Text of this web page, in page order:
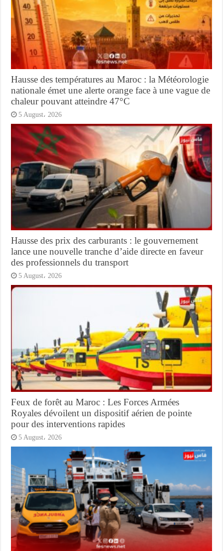
Hausse des températures au Maroc : la Météorologie
nationale émet une alerte orange face à une vague de
chaleur pouvant atteindre 47°C
5 August، 2026
Hausse des prix des carburants : le gouvernement
lance une nouvelle tranche d’aide directe en faveur
des professionnels du transport
5 August، 2026
Feux de forêt au Maroc : Les Forces Armées
Royales dévoilent un dispositif aérien de pointe
pour des interventions rapides
5 August، 2026